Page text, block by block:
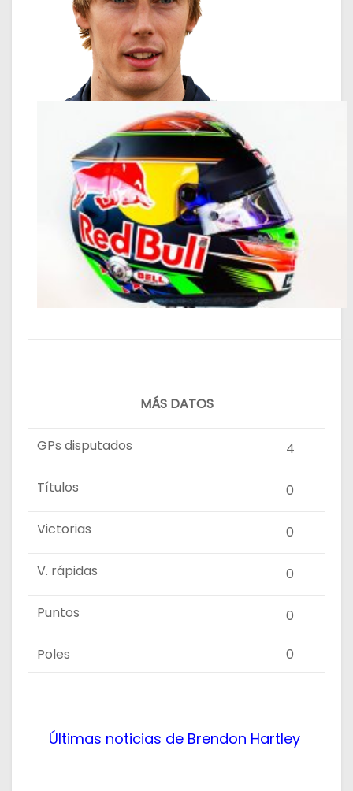
MÁS DATOS
GPs disputados 4
Títulos 0
Victorias 0
V. rápidas 0
Puntos 0
Poles 0
Últimas noticias de Brendon Hartley